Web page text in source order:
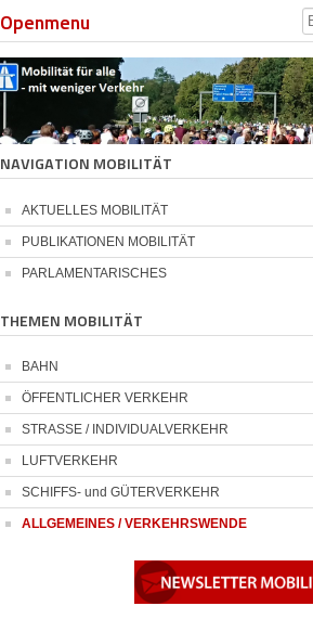
Openmenu
NAVIGATION MOBILITÄT
AKTUELLES MOBILITÄT
PUBLIKATIONEN MOBILITÄT
PARLAMENTARISCHES
THEMEN MOBILITÄT
BAHN
ÖFFENTLICHER VERKEHR
STRASSE / INDIVIDUALVERKEHR
LUFTVERKEHR
SCHIFFS- und GÜTERVERKEHR
ALLGEMEINES / VERKEHRSWENDE